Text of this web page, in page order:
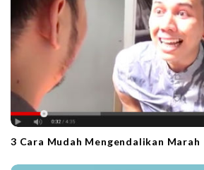
3 Cara Mudah Mengendalikan Marah